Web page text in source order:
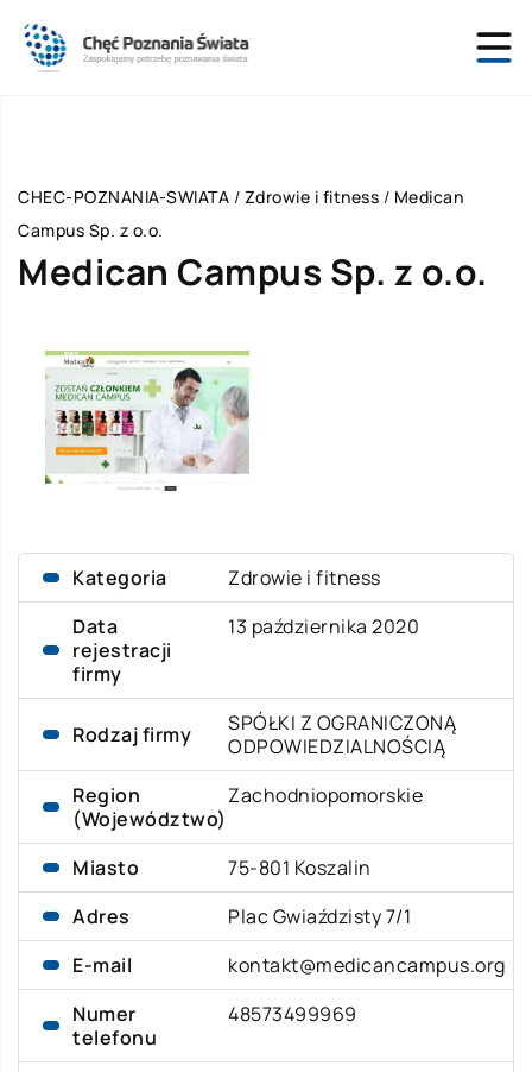
CHEC-POZNANIA-SWIATA / Zdrowie i fitness / Medican
Campus Sp. z o.o.
Medican Campus Sp. z o.o.
Kategoria
Zdrowie i fitness
Data
rejestracji
firmy
13 października 2020
Rodzaj firmy
SPÓŁKI Z OGRANICZONĄ
ODPOWIEDZIALNOŚCIĄ
Region
(Województwo)
Zachodniopomorskie
Miasto
75-801 Koszalin
Adres
Plac Gwiaździsty 7/1
E-mail
kontakt@medicancampus.org
Numer
telefonu
48573499969